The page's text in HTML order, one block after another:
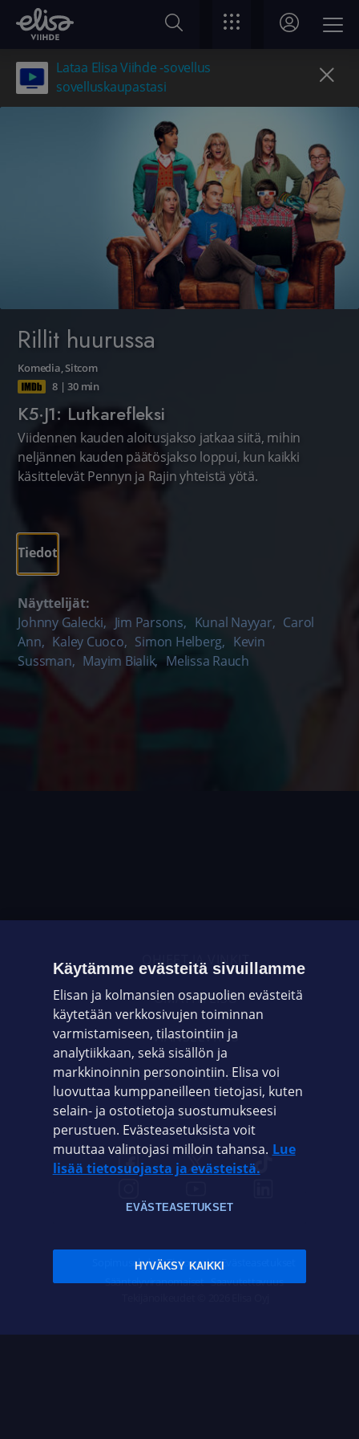
Lataa Elisa Viihde -sovellus
sovelluskaupastasi
Rillit huurussa
Komedia,Sitcom
8 |30 min
K5·J1: Lutkarefleksi
Viidennen kauden aloitusjakso jatkaa siitä, mihin
neljännen kauden päätösjakso loppui, kun kaikki
käsittelevät Pennyn ja Rajin yhteistä yötä.
Tiedot
Näyttelijät:
Johnny Galecki, Jim Parsons, Kunal Nayyar, Carol
Ann, Kaley Cuoco, Simon Helberg, Kevin
Sussman, Mayim Bialik, Melissa Rauch
OHJEET JA VINKIT
OMAYHTEISÖ
VIANSELVITYS
ASIAKASPALVELU
ELISA.FI
Sopimusehdot Tietosuoja Evästeasetukset
Sääntelyviranomaiset Saavutettavuus
Käytämme evästeitä sivuillamme
Elisan ja kolmansien osapuolien evästeitä
käytetään verkkosivujen toiminnan
varmistamiseen, tilastointiin ja
analytiikkaan, sekä sisällön ja
markkinoinnin personointiin. Elisa voi
luovuttaa kumppaneilleen tietojasi, kuten
selain- ja ostotietoja suostumukseesi
perustuen. Evästeasetuksista voit
muuttaa valintojasi milloin tahansa. Lue
lisää tietosuojasta ja evästeistä.
EVÄSTEASETUKSET
HYVÄKSY KAIKKI